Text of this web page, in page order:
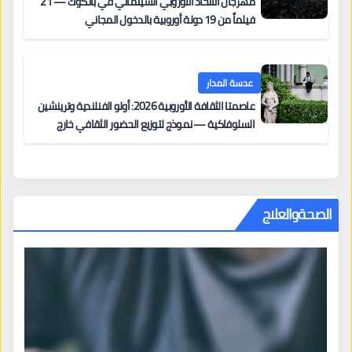
فيلماً من 19 دولة أوروبية بالدخول المجاني
عدسة المدار
عاصمتا الثقافة الأوروبية 2026: أولو الفنلندية وترينشين
السلوفاكية — نموذج لتوزيع الحضور الثقافي خارج
الصحةوالعلاج